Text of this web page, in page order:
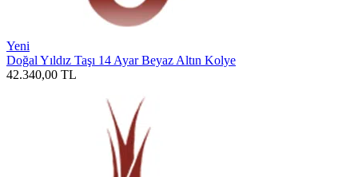
Yeni
Doğal Yıldız Taşı 14 Ayar Beyaz Altın Kolye
42.340,00 TL